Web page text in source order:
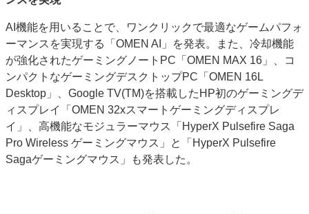
AI機能を用いることで、ワンクリックで最適なゲームパフォ
ーマンスを実現する「OMEN AI」を発表。また、冷却機能
が強化されたゲーミングノートPC「OMEN MAX 16」、コ
ンパクトなゲーミングデスクトップPC「OMEN 16L
Desktop」、Google TV(TM)を搭載したHP初のゲーミングデ
ィスプレイ「OMEN 32xスマートゲーミングディスプレ
イ」、高機能なモジュラーマウス「HyperX Pulsefire Saga
Pro Wireless ゲーミングマウス」と「HyperX Pulsefire
Sagaゲーミングマウス」も発表した。